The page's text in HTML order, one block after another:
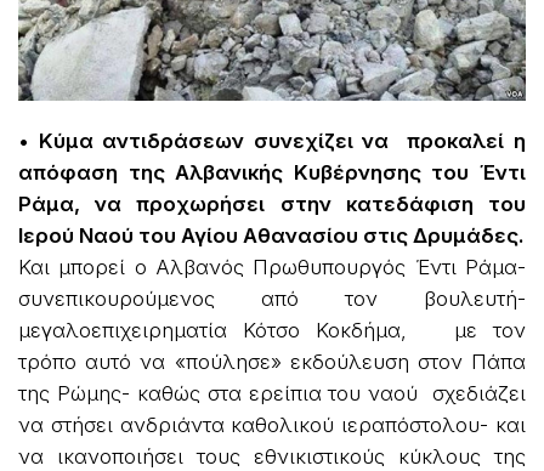
• Κύμα αντιδράσεων συνεχίζει να προκαλεί η
απόφαση της Αλβανικής Κυβέρνησης του Έντι
Ράμα, να προχωρήσει στην κατεδάφιση του
Ιερού Ναού του Αγίου Αθανασίου στις Δρυμάδες.
Και μπορεί ο Αλβανός Πρωθυπουργός Έντι Ράμα-
συνεπικουρούμενος από τον βουλευτή-
μεγαλοεπιχειρηματία Κότσο Κοκδήμα, με τον
τρόπο αυτό να «πούλησε» εκδούλευση στον Πάπα
της Ρώμης- καθώς στα ερείπια του ναού σχεδιάζει
να στήσει ανδριάντα καθολικού ιεραπόστολου- και
να ικανοποιήσει τους εθνικιστικούς κύκλους της